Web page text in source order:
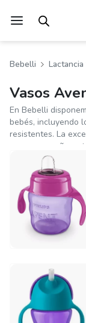
Bebelli
Vasos
En Bebelli
bebés, incluyendo
resistentes. La
para acompañar a
una mayor
Avent, estos
y seguridad de tu
con sorbete o el
características
de beber más